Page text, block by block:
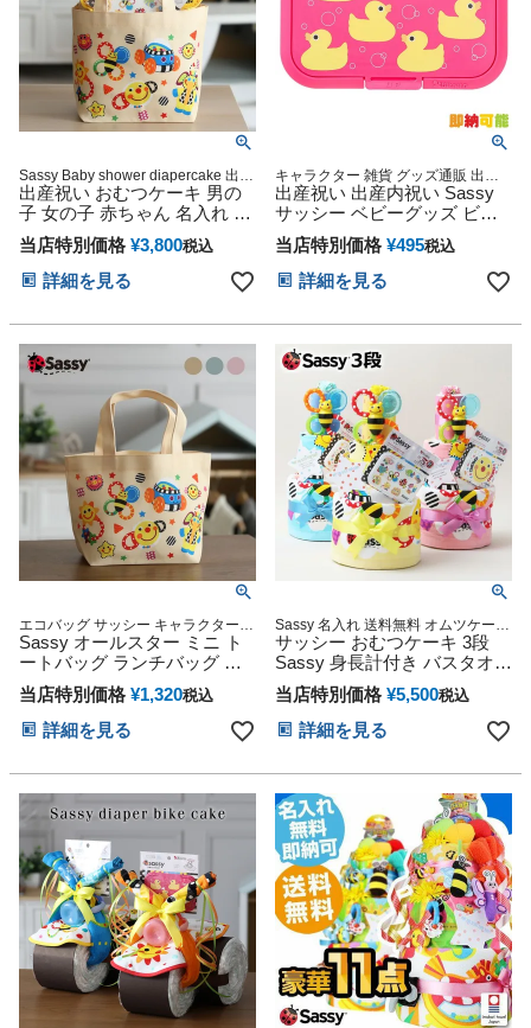
Sassy Baby shower diapercake 出産
記念 出産グッズ マタニティ 妊婦マ
マ 御出産祝い 妊娠祝い 誕生日祝い
ハーフバースデー
出産祝い おむつケーキ 男の
子 女の子 赤ちゃん 名入れ タ
オル Sassy サッシー名前入り
刺繍 おむつ7枚 流行 人気 可
愛い お洒落 トートバッグ ラ
ンチバッグ ショッピング ベ
当店特別価格 ¥3,800税込
詳細を見る
キャラクター 雑貨 グッズ通販 出産
記念 出産祝い 小物 出産記念
出産祝い 出産内祝い Sassy
サッシー ベビーグッズ ビタ
ット ウェットシート ダッキ
ー おしりふき ふた ケース プ
レゼント 赤ちゃん 乳児 新生
児 幼児 男の子 女の子 ギフト
当店特別価格 ¥495税込
詳細を見る
エコバッグ サッシー キャラクター
鞄 雑貨 グッズ通販 出産記念 出産祝
い 小物 学生 学校 通学 通勤 部活 記
念日 お祝い 御祝い インスタグラマ
ー愛用
Sassy オールスター ミニ ト
ートバッグ ランチバッグ シ
ョッピング 思い出 赤ちゃん
子供 出産 フォト ベイビー ク
リスマス ハロウィン バレン
タイン 七五三 初節句 子供の
当店特別価格 ¥1,320税込
詳細を見る
Sassy 名入れ 送料無料 オムツケーキ
ベビー 女の子 男の子 双子 歯固め ビ
タット sassy サッシー メリーズ パン
パース 1歳 誕生日 出産祝い おむつケ
ーキ 妊娠祝い プレゼント
サッシー おむつケーキ 3段
Sassy 身長計付き バスタオル
出産祝い 思い出 赤ちゃん 子
供 出産 マタニティ マタニテ
ィフォト パパ ママ ベイビー
お父さん お母さん クリスマ
トセット 人気 端午の節句 ひ
な祭り
当店特別価格 ¥5,500税込
詳細を見る